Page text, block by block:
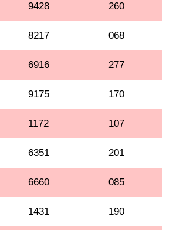
9428 260
8217 068
6916 277
9175 170
1172 107
6351 201
6660 085
1431 190